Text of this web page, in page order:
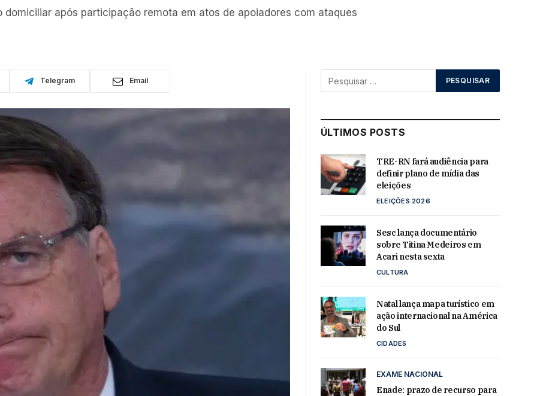
após participação remota em atos de apoiadores com ataques
Telegram Email
ÚLTIMOS POSTS
TRE-RN fará audiência para
definir plano de mídia das
eleições
ELEIÇÕES 2026
Sesc lança documentário
sobre Titina Medeiros em
Acari nesta sexta
CULTURA
Natal lança mapa turístico em
ação internacional na América
do Sul
CIDADES
EXAME NACIONAL
Enade: prazo de recurso para